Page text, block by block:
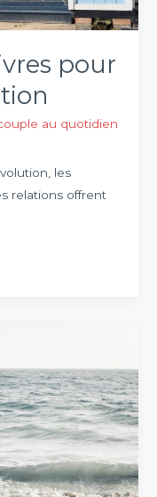
pour
au quotidien
les
relations offrent